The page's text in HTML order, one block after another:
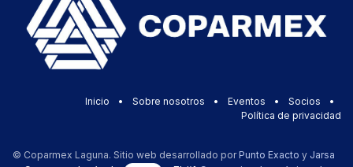
Inicio • Sobre nosotros • Eventos • Socios
•
Política de privacidad
© Coparmex Laguna. Sitio web desarrollado por Punto Exacto y Jarsa